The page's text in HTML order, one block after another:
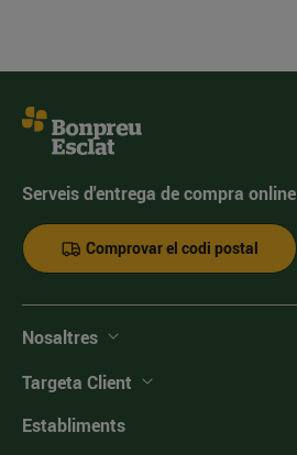
Serveis d'entrega de compra online
Comprovar el codi postal
Nosaltres
Targeta Client
Establiments